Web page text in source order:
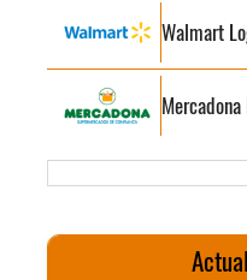
Walmart
Mercadona